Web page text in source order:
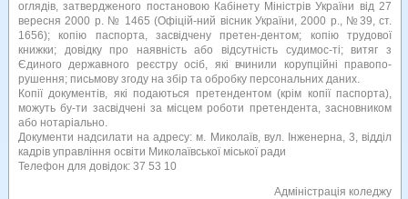
оглядів, затвердженого постановою Кабінету Міністрів України від 27
вересня 2000 р. № 1465 (Офіцій-ний вісник України, 2000 р., №39, ст.
1656); копію паспорта, засвідчену претен-дентом; копію трудової
книжки; довідку про наявність або відсутність судимос-ті; витяг з
Єдиного державного реєстру осіб, які вчинили корупційні правопо-
рушення; письмову згоду на збір та обробку персональних даних.
Копії документів, які подаються претендентом (крім копії паспорта),
можуть бу-ти засвідчені за місцем роботи претендента, засновником
або нотаріально.
Документи надсилати на адресу: м. Миколаїв, вул. Інженерна, 3, відділ
кадрів управління освіти Миколаївської міської ради
Телефон для довідок: 37 53 10
Адміністрація коледжу